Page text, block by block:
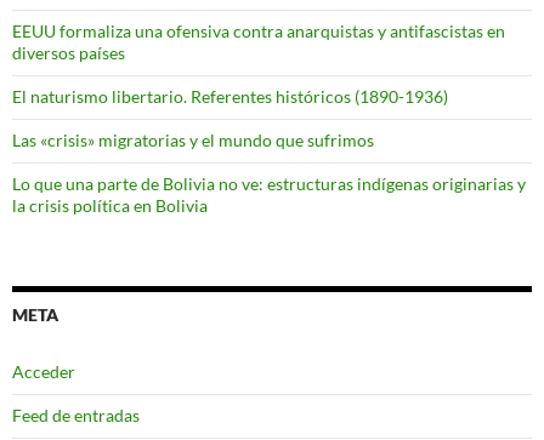
EEUU formaliza una ofensiva contra anarquistas y antifascistas en
diversos países
El naturismo libertario. Referentes históricos (1890-1936)
Las «crisis» migratorias y el mundo que sufrimos
Lo que una parte de Bolivia no ve: estructuras indígenas originarias y
la crisis política en Bolivia
META
Acceder
Feed de entradas